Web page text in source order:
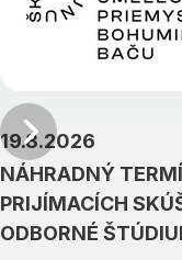
NÁHRADNÝ
PRIJÍMACÍCH
ODBORNÉ
19.8.2026Predchádzajúci